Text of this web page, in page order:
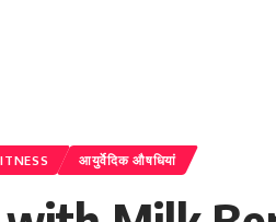
आयुर्वेदिक औषधियां